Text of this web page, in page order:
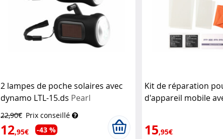
2 lampes de poche solaires avec
dynamo LTL-15.ds Pearl
22,90€ Prix conseillé
12,95€ -43 %
Kit de réparation
d'appareil mobile
15,95€